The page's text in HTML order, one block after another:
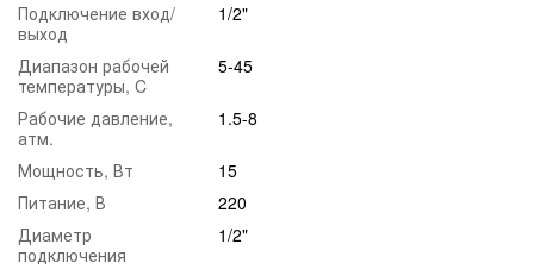
Подключение вход/
выход
1/2"
Диапазон рабочей
температуры, C
5-45
Рабочие давление,
атм.
1.5-8
Мощность, Вт
15
Питание, В
220
Диаметр
подключения
1/2"